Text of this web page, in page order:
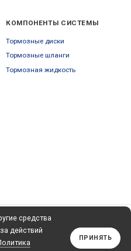
в диапазоне от 0,40 µ
для применения от
и трек-дней.
гонки и
to Mitsubishi Evos, Targa
средства
действий
ПРИНЯТЬ
КОМПОНЕНТЫ СИСТЕМЫ
Тормозные диски
Тормозные шланги
Тормозная жидкость
+79653554445
Обратный звонок